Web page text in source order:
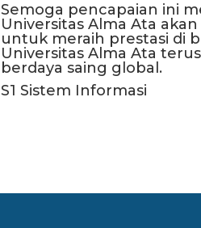
Semoga pencapaian ini
Universitas Alma Ata
untuk meraih prestasi di
Universitas Alma Ata
berdaya saing global.
S1 Sistem Informasi